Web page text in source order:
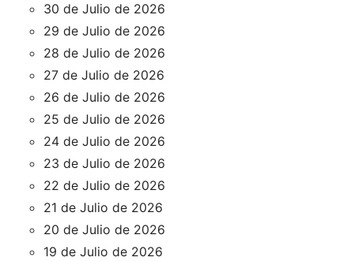
30 de Julio de 2026
29 de Julio de 2026
28 de Julio de 2026
27 de Julio de 2026
26 de Julio de 2026
25 de Julio de 2026
24 de Julio de 2026
23 de Julio de 2026
22 de Julio de 2026
21 de Julio de 2026
20 de Julio de 2026
19 de Julio de 2026